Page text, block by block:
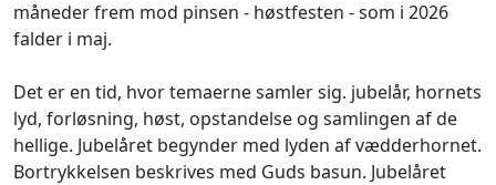
måneder frem mod pinsen - høstfesten - som i 2026
falder i maj.
Det er en tid, hvor temaerne samler sig. jubelår, hornets
lyd, forløsning, høst, opstandelse og samlingen af de
hellige. Jubelåret begynder med lyden af vædderhornet.
Bortrykkelsen beskrives med Guds basun. Jubelåret